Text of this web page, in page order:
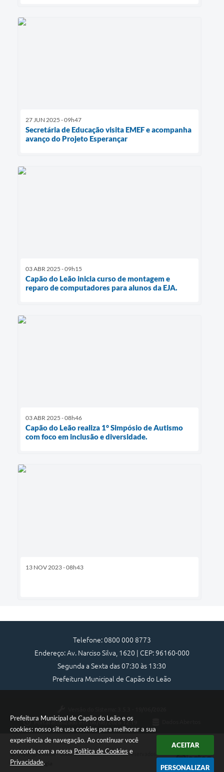
Prefeitura Municipal de Capão do Leão e os
cookies: nosso site usa cookies para melhorar a sua
experiência de navegação. Ao continuar você
concorda com a nossa Política de Cookies e
Privacidade.
ACEITAR
PERSONALIZAR
27 JUN 2025 - 09h47
Secretária de Educação visita EMEF e acompanha
avanço do Projeto Esperançar
03 ABR 2025 - 09h15
Capão do Leão inicia curso de montagem e
reparo de computadores para alunos da EJA.
03 ABR 2025 - 08h46
Capão do Leão realiza 1° Simpósio de Autismo
com foco em inclusão e diversidade.
13 NOV 2023 - 08h43
Telefone: 0800 000 8773
Endereço: Av. Narciso Silva, 1620 | CEP: 96160-000
Segunda a Sexta das 07:30 às 13:30
Prefeitura Municipal de Capão do Leão
Portal atualizado em:06/08/2026 12:19
Copyright Instar - 2006-2026. Todos os direitos reservados -
Instar Tecnologia